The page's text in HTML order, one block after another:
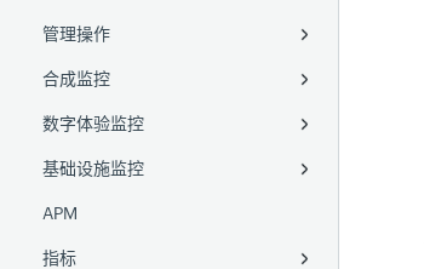
术语表
浏览 Site24x7
无障碍访问
用户管理
用户引导
用户与告警管理
基于角色的访问控制
Full-Stack Agent
Windows Full-Stack Agent
Linux Full-Stack Agent
服务器监控 Agent
Windows
Active Directory
Linux
Docker agent
APM agent
Java agent
.Net agent
PHP agent
本地轮询器
添加本地轮询器
SNMP 和 WMI
Kubernetes
AWS
管理操作
配置
位置配置文件
通知配置文件
阈值与可用性
凭据配置文件
监视器组
健康检查
标签
容量规划
业务单元
合成监控
网站
全球监控站点
Web 事务（浏览器）
网页速度（浏览器）
API
数字体验监控
真实用户
网站
Web 事务（浏览器）
基础设施监控
服务器
多云
APM
指标